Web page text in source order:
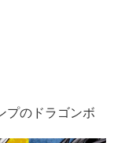
プのドラゴンボ